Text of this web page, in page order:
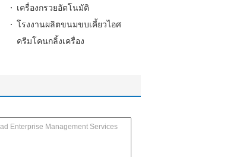
เครื่องกรวยอัตโนมัติ
โรงงานผลิตขนมขบเคี้ยวไอศ
ครีมโคนกลิ้งเครื่อง